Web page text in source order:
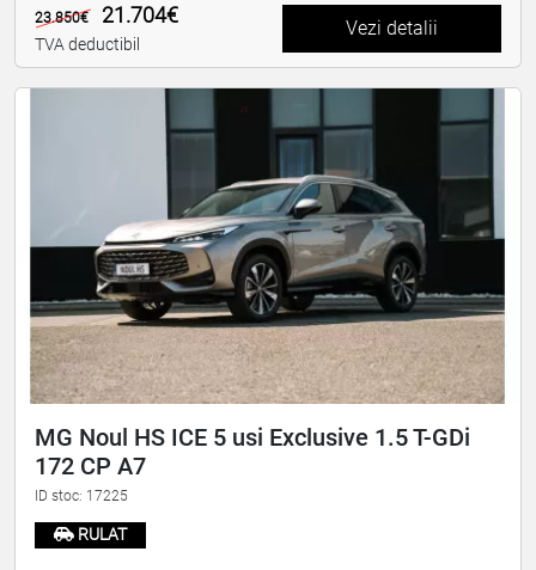
23.850€ 21.704€
TVA deductibil
Vezi detalii
MG Noul HS ICE 5 usi Exclusive 1.5 T-GDi
172 CP A7
ID stoc: 17225
RULAT